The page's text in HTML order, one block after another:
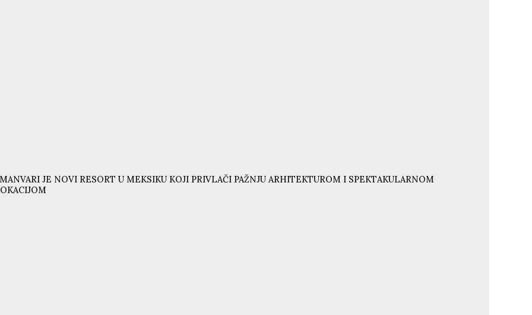
JE NOVI RESORT U MEKSIKU KOJI PRIVLAČI PAŽNJU ARHITEKTUROM I SPEKTAKULARNOM